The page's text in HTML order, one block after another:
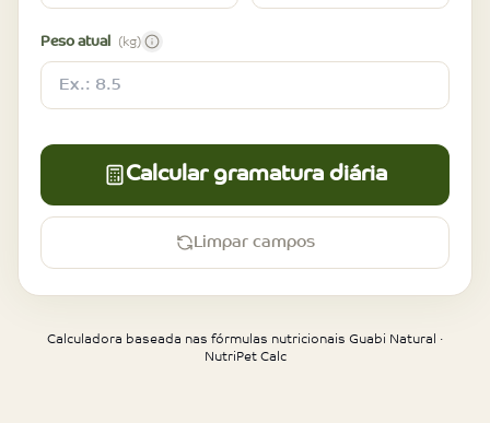
Peso atual (kg)
Calcular gramatura diária
Limpar campos
Calculadora baseada nas fórmulas nutricionais Guabi Natural ·
NutriPet Calc